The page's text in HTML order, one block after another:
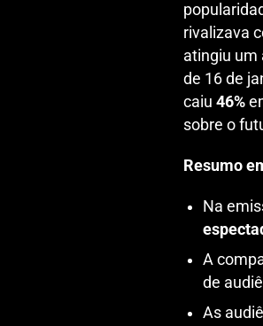
rivalizava
atingiu um
de 16 de
caiu 46%
sobre o
Resumo
Na
A
de
As